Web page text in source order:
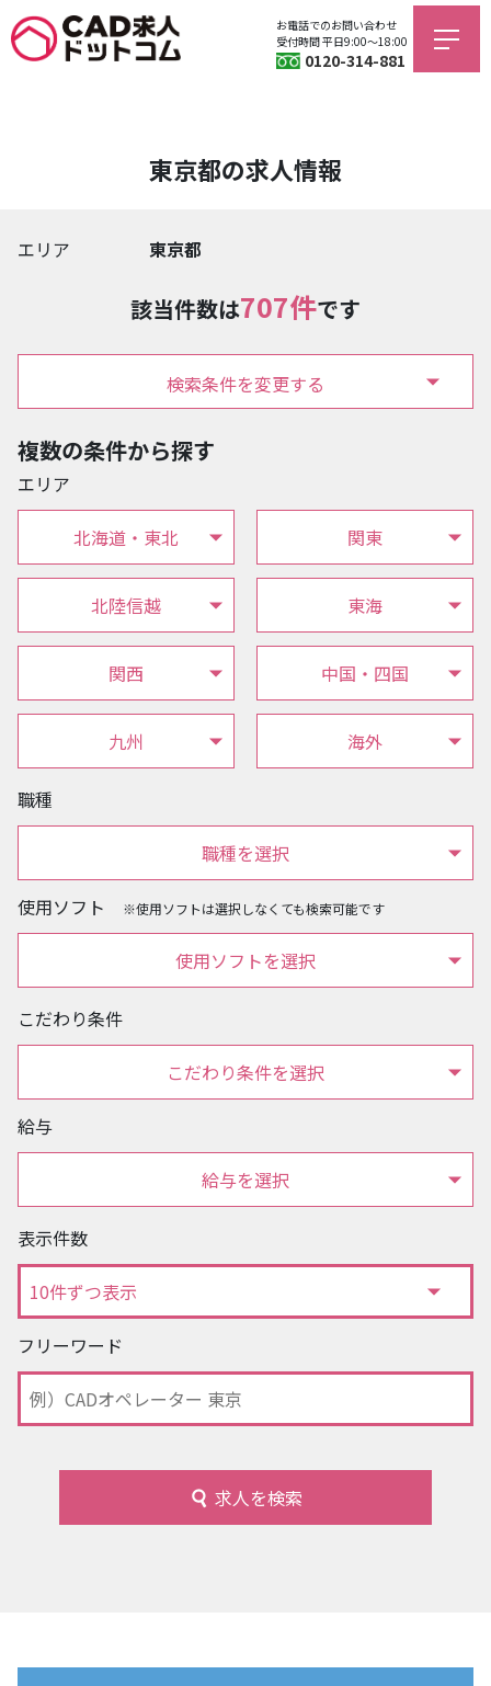
お電話でのお問い合わせ
受付時間 平日9:00〜18:00
0120-314-881
東京都の求人情報
エリア 東京都
該当件数は707件です
検索条件を変更する
複数の条件から探す
エリア
北海道・東北 関東
北陸信越 東海
関西 中国・四国
九州 海外
職種
職種を選択
使用ソフト ※使用ソフトは選択しなくても検索可能です
使用ソフトを選択
こだわり条件
こだわり条件を選択
給与
給与を選択
表示件数
フリーワード
求人を検索